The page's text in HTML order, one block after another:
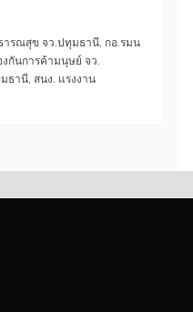
ารณสุข จว.ปทุมธานี กอ.รมน
กันการค้ามนุษย์ จว.
มธานี สนง. แรงงาน